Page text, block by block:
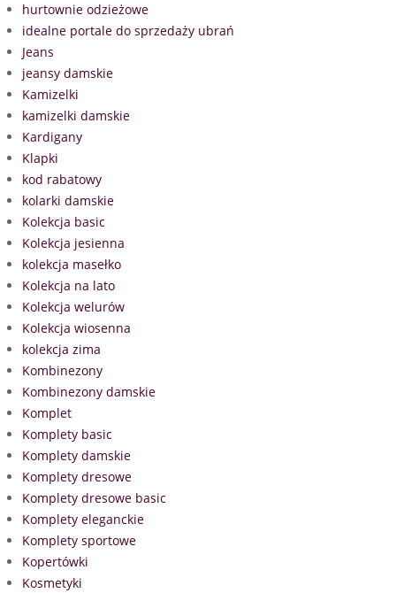
hurtownie odzieżowe
idealne portale do sprzedaży ubrań
Jeans
jeansy damskie
Kamizelki
kamizelki damskie
Kardigany
Klapki
kod rabatowy
kolarki damskie
Kolekcja basic
Kolekcja jesienna
kolekcja masełko
Kolekcja na lato
Kolekcja welurów
Kolekcja wiosenna
kolekcja zima
Kombinezony
Kombinezony damskie
Komplet
Komplety basic
Komplety damskie
Komplety dresowe
Komplety dresowe basic
Komplety eleganckie
Komplety sportowe
Kopertówki
Kosmetyki